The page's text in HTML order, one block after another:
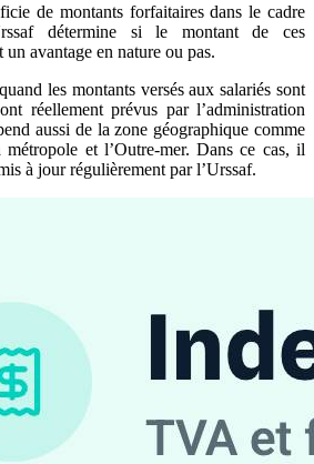
de montants forfaitaires dans le cadre
détermine si le montant de ces
avantage en nature ou pas.
les montants versés aux salariés sont
réellement prévus par l’administration
aussi de la zone géographique comme
et l’Outre-mer. Dans ce cas, il
à jour régulièrement par l’Urssaf.